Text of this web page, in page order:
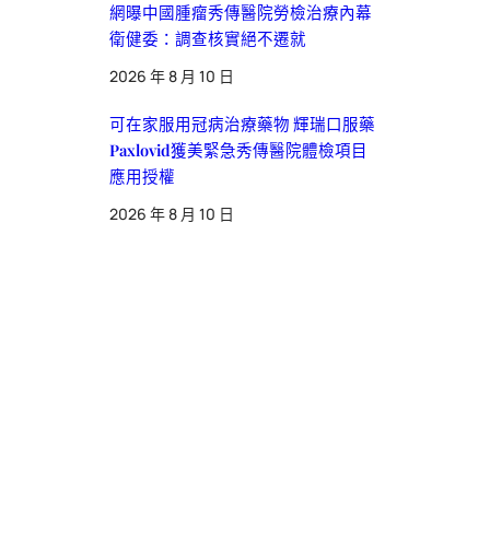
網曝中國腫瘤秀傳醫院勞檢治療內幕
衛健委：調查核實絕不遷就
2026 年 8 月 10 日
可在家服用冠病治療藥物 輝瑞口服藥
Paxlovid獲美緊急秀傳醫院體檢項目
應用授權
2026 年 8 月 10 日